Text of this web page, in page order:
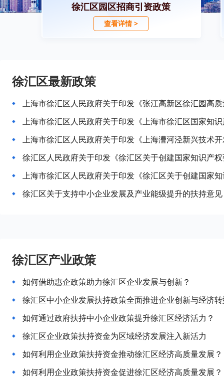
徐汇区园区招商引资政策
查看详情 >
徐汇区最新政策
徐汇区关于支持中小企业发展及产业能级提升的扶持意见
徐汇区产业政策
如何借助惠企政策助力徐汇区企业发展与创新？
徐汇区中小企业发展扶持政策全面推进企业创新与经济
如何通过政府扶持中小企业政策提升徐汇区经济活力？
徐汇区企业政策扶持资金为区域经济发展注入新活力
如何利用企业政策扶持资金推动徐汇区经济高质量发展？
如何利用企业政策扶持资金促进徐汇区经济高质量发展？